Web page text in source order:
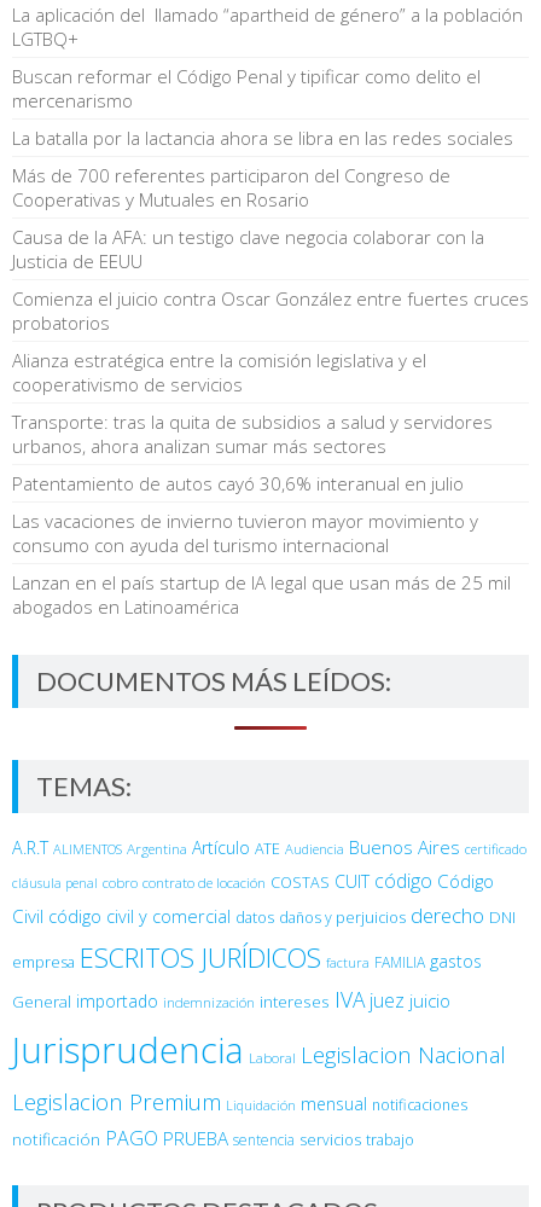
La aplicación del llamado “apartheid de género” a la población
LGTBQ+
Buscan reformar el Código Penal y tipificar como delito el
mercenarismo
La batalla por la lactancia ahora se libra en las redes sociales
Más de 700 referentes participaron del Congreso de
Cooperativas y Mutuales en Rosario
Causa de la AFA: un testigo clave negocia colaborar con la
Justicia de EEUU
Comienza el juicio contra Oscar González entre fuertes cruces
probatorios
Alianza estratégica entre la comisión legislativa y el
cooperativismo de servicios
Transporte: tras la quita de subsidios a salud y servidores
urbanos, ahora analizan sumar más sectores
Patentamiento de autos cayó 30,6% interanual en julio
Las vacaciones de invierno tuvieron mayor movimiento y
consumo con ayuda del turismo internacional
Lanzan en el país startup de IA legal que usan más de 25 mil
abogados en Latinoamérica
DOCUMENTOS MÁS LEÍDOS:
TEMAS:
A.R.T ALIMENTOS Argentina Artículo ATE Audiencia Buenos Aires certificado
cláusula penal cobro contrato de locación COSTAS CUIT código Código
Civil código civil y comercial datos daños y perjuicios derecho DNI
empresa ESCRITOS JURÍDICOS factura FAMILIA gastos
General importado indemnización intereses IVA juez juicio
Jurisprudencia Laboral Legislacion Nacional
Legislacion Premium Liquidación mensual notificaciones
notificación PAGO PRUEBA sentencia servicios trabajo